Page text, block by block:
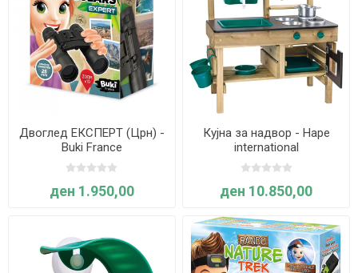
Двоглед ЕКСПЕРТ (Црн) -
Buki France
ден 1.950,00
Кујна за надвор - Hape
international
ден 10.850,00